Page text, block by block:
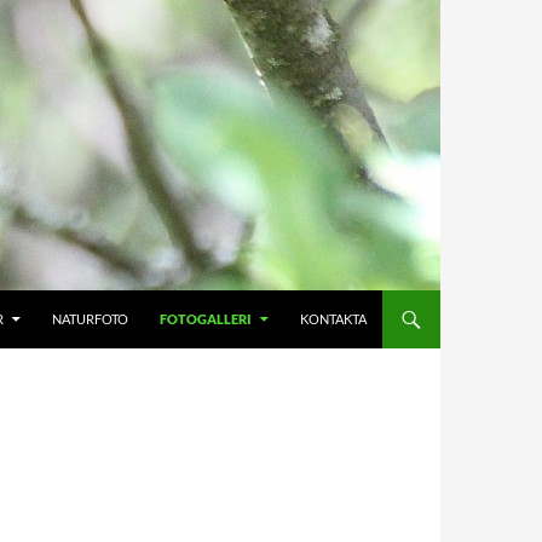
NATURFOTO FOTOGALLERI KONTAKTA